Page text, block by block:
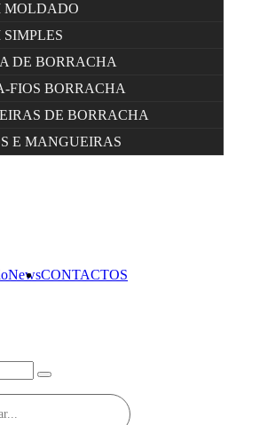
MOLDADO
SIMPLES
DE BORRACHA
FIOS BORRACHA
DE BORRACHA
E MANGUEIRAS
NewsCONTACTOS